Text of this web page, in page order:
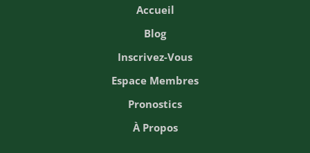
Accueil
Blog
Inscrivez-Vous
Espace Membres
Pronostics
À Propos